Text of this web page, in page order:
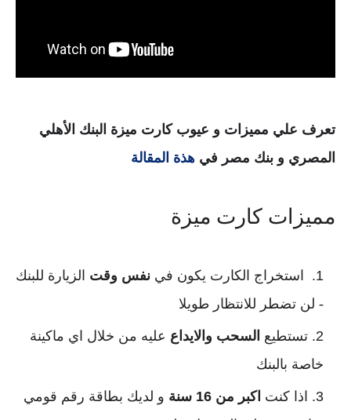
تعرف علي مميزات و عيوب كارت ميزة البنك الأهلي
المصري و بنك مصر في هذة المقالة
مميزات كارت ميزة
استخراج الكارت يكون في نفس وقت الزيارة للبنك
- لن تضطر للانتظار طويلا
تستطيع السحب والايداع عليه من خلال اي ماكينة
خاصة بالبنك
اذا كنت اكبر من 16 سنة
و لديك بطاقة رقم قومي